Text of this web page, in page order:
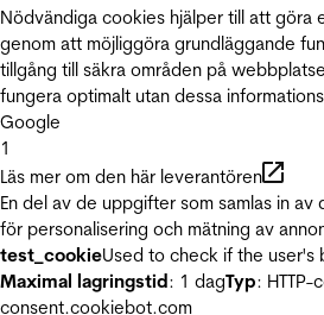
Nödvändiga cookies hjälper till att göra
genom att möjliggöra grundläggande
tillgång till säkra områden på
fungera optimalt utan dessa
Google
1
Läs mer om den här leverantören
En del av de uppgifter som samlas in
för personalisering och mätning av
test_cookieUsed to check if the
Maximal lagringstid: 1 dagTyp: HTTP-
consent.cookiebot.com